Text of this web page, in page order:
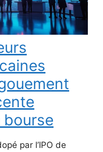
par l’IPO de